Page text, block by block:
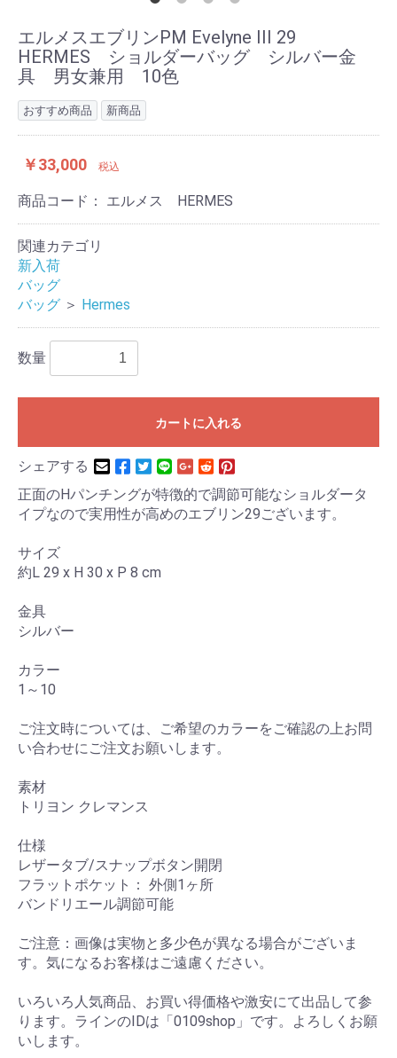
エルメスエブリンPM Evelyne III 29
HERMES ショルダーバッグ シルバー金
具 男女兼用 10色
おすすめ商品 新商品
￥33,000 税込
商品コード： エルメス HERMES
関連カテゴリ
新入荷
バッグ
バッグ ＞ Hermes
数量
カートに入れる
シェアする
正面のHパンチングが特徴的で調節可能なショルダータ
イプなので実用性が高めのエブリン29ございます。
サイズ
約L 29 x H 30 x P 8 cm
金具
シルバー
カラー
1～10
ご注文時については、ご希望のカラーをご確認の上お問
い合わせにご注文お願いします。
素材
トリヨン クレマンス
仕様
レザータブ/スナップボタン開閉
フラットポケット： 外側1ヶ所
バンドリエール調節可能
ご注意：画像は実物と多少色が異なる場合がございま
す。気になるお客様はご遠慮ください。
いろいろ人気商品、お買い得価格や激安にて出品して参
ります。ラインのIDは「0109shop」です。よろしくお願
いします。